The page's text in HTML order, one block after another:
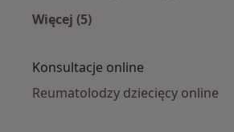
Więcej (5)
Konsultacje online
Reumatolodzy dziecięcy online